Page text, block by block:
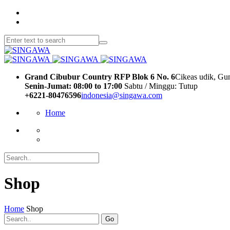
Grand Cibubur Country RFP Blok 6 No. 6Cikeas udik,
Senin-Jumat: 08:00 to 17:00 Sabtu / Minggu: Tutup
+6221-80476596indonesia@singawa.com
Home
Shop
Home Shop
Go